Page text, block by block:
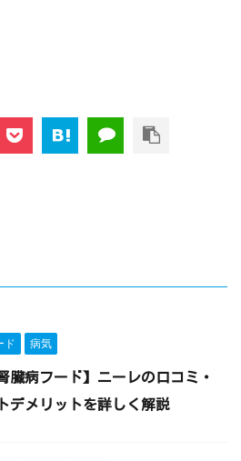
ド 病気
臓病フード】ニーレの口コミ・
デメリットを詳しく解説